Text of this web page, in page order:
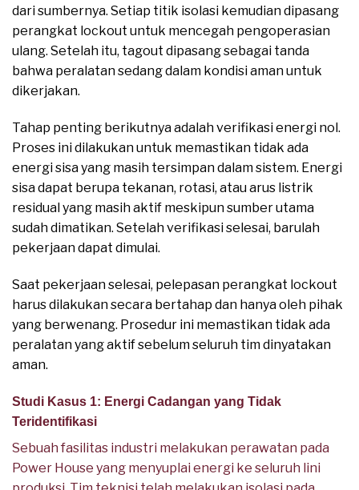
dari sumbernya. Setiap titik isolasi kemudian dipasang
perangkat lockout untuk mencegah pengoperasian
ulang. Setelah itu, tagout dipasang sebagai tanda
bahwa peralatan sedang dalam kondisi aman untuk
dikerjakan.
Tahap penting berikutnya adalah verifikasi energi nol.
Proses ini dilakukan untuk memastikan tidak ada
energi sisa yang masih tersimpan dalam sistem. Energi
sisa dapat berupa tekanan, rotasi, atau arus listrik
residual yang masih aktif meskipun sumber utama
sudah dimatikan. Setelah verifikasi selesai, barulah
pekerjaan dapat dimulai.
Saat pekerjaan selesai, pelepasan perangkat lockout
harus dilakukan secara bertahap dan hanya oleh pihak
yang berwenang. Prosedur ini memastikan tidak ada
peralatan yang aktif sebelum seluruh tim dinyatakan
aman.
Studi Kasus 1: Energi Cadangan yang Tidak
Teridentifikasi
Sebuah fasilitas industri melakukan perawatan pada
Power House yang menyuplai energi ke seluruh lini